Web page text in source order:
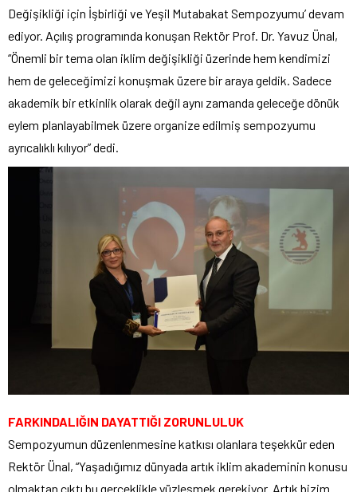
Değişikliği için İşbirliği ve Yeşil Mutabakat Sempozyumu’ devam
ediyor. Açılış programında konuşan Rektör Prof. Dr. Yavuz Ünal,
“Önemli bir tema olan iklim değişikliği üzerinde hem kendimizi
hem de geleceğimizi konuşmak üzere bir araya geldik. Sadece
akademik bir etkinlik olarak değil aynı zamanda geleceğe dönük
eylem planlayabilmek üzere organize edilmiş sempozyumu
ayrıcalıklı kılıyor” dedi.
FARKINDALIĞIN DAYATTIĞI ZORUNLULUK
Sempozyumun düzenlenmesine katkısı olanlara teşekkür eden
Rektör Ünal, “Yaşadığımız dünyada artık iklim akademinin konusu
olmaktan çıktı bu gerçeklikle yüzleşmek gerekiyor. Artık bizim